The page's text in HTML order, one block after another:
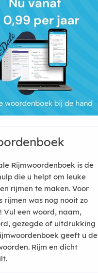
Rijmwoordenboek is de
die u helpt om leuke
rijmen te maken. Voor
rijmen was nog nooit zo
Vul een woord, naam,
gezegde of uitdrukking
geeft u de
Rijm en dicht